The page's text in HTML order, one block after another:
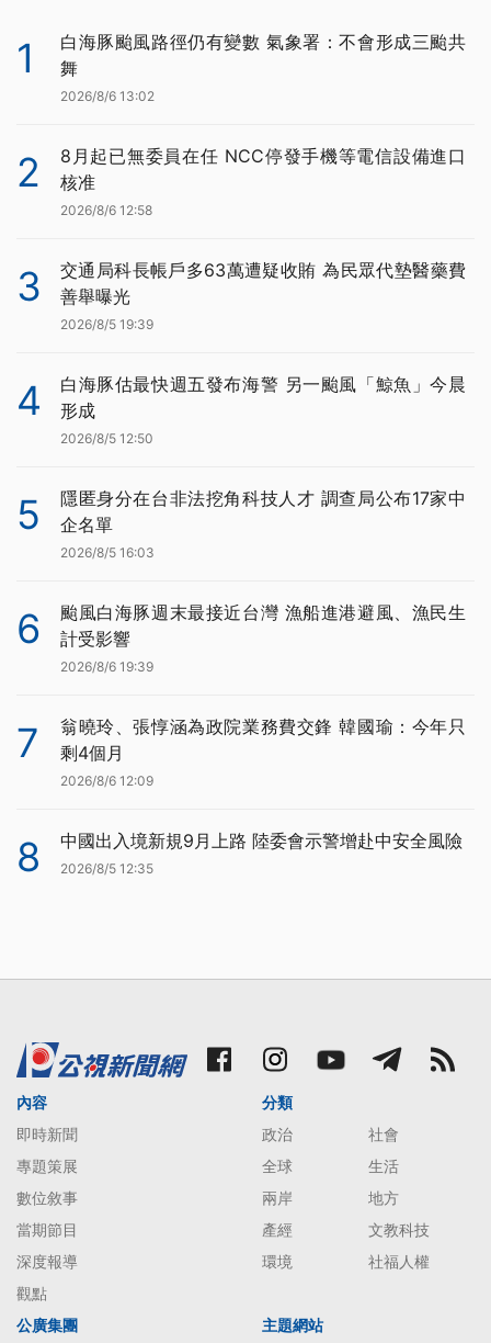
1
白海豚颱風路徑仍有變數 氣象署：不會形成三颱共
舞
2026/8/6 13:02
2
8月起已無委員在任 NCC停發手機等電信設備進口
核准
2026/8/6 12:58
3
交通局科長帳戶多63萬遭疑收賄 為民眾代墊醫藥費
善舉曝光
2026/8/5 19:39
4
白海豚估最快週五發布海警 另一颱風「鯨魚」今晨
形成
2026/8/5 12:50
5
隱匿身分在台非法挖角科技人才 調查局公布17家中
企名單
2026/8/5 16:03
6
颱風白海豚週末最接近台灣 漁船進港避風、漁民生
計受影響
2026/8/6 19:39
7
翁曉玲、張惇涵為政院業務費交鋒 韓國瑜：今年只
剩4個月
2026/8/6 12:09
8 中國出入境新規9月上路 陸委會示警增赴中安全風險
2026/8/5 12:35
內容
即時新聞
專題策展
數位敘事
當期節目
深度報導
觀點
分類
政治
社會
全球
生活
兩岸
地方
產經
文教科技
環境
社福人權
公廣集團 主題網站